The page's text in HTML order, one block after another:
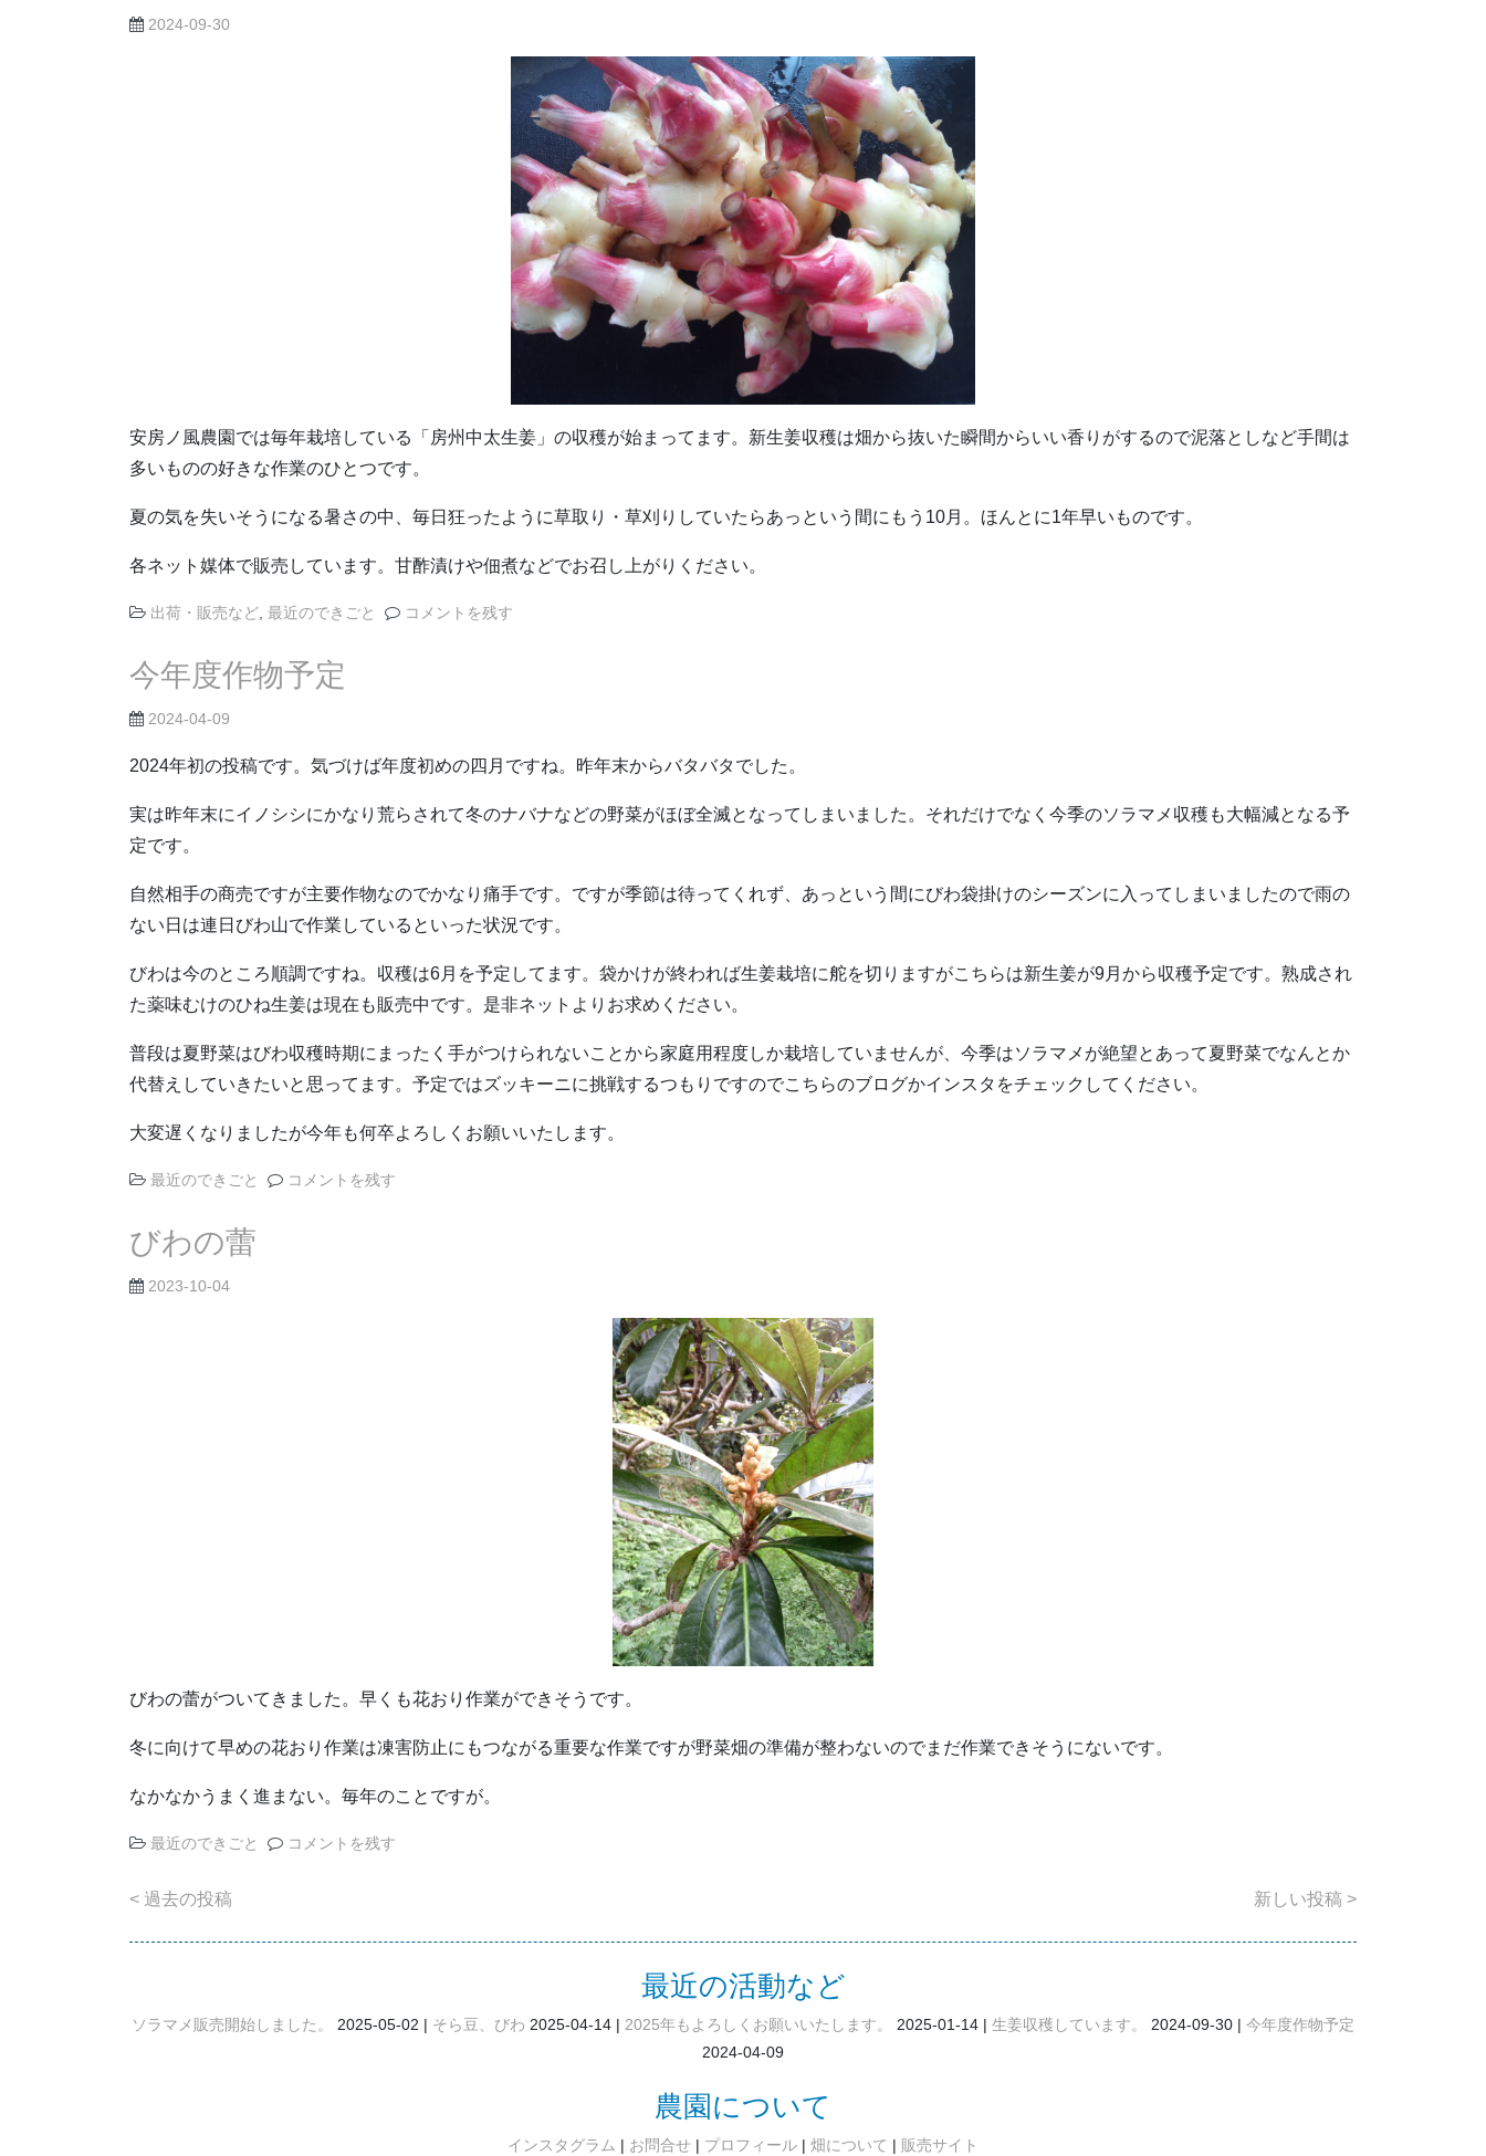
2024-09-30
安房ノ風農園では毎年栽培している「房州中太生姜」の収穫が始まってます。新生姜収穫は畑から抜いた瞬間からいい香りがするので泥落としなど手間は
多いものの好きな作業のひとつです。
夏の気を失いそうになる暑さの中、毎日狂ったように草取り・草刈りしていたらあっという間にもう10月。ほんとに1年早いものです。
各ネット媒体で販売しています。甘酢漬けや佃煮などでお召し上がりください。
出荷・販売など 最近のできごと コメントを残す
今年度作物予定
2024-04-09
2024年初の投稿です。気づけば年度初めの四月ですね。昨年末からバタバタでした。
実は昨年末にイノシシにかなり荒らされて冬のナバナなどの野菜がほぼ全滅となってしまいました。それだけでなく今季のソラマメ収穫も大幅減となる予
定です。
自然相手の商売ですが主要作物なのでかなり痛手です。ですが季節は待ってくれず、あっという間にびわ袋掛けのシーズンに入ってしまいましたので雨の
ない日は連日びわ山で作業しているといった状況です。
びわは今のところ順調ですね。収穫は6月を予定してます。袋かけが終われば生姜栽培に舵を切りますがこちらは新生姜が9月から収穫予定です。熟成され
た薬味むけのひね生姜は現在も販売中です。是非ネットよりお求めください。
普段は夏野菜はびわ収穫時期にまったく手がつけられないことから家庭用程度しか栽培していませんが、今季はソラマメが絶望とあって夏野菜でなんとか
代替えしていきたいと思ってます。予定ではズッキーニに挑戦するつもりですのでこちらのブログかインスタをチェックしてください。
大変遅くなりましたが今年も何卒よろしくお願いいたします。
最近のできごと コメントを残す
びわの蕾
2023-10-04
びわの蕾がついてきました。早くも花おり作業ができそうです。
冬に向けて早めの花おり作業は凍害防止にもつながる重要な作業ですが野菜畑の準備が整わないのでまだ作業できそうにないです。
なかなかうまく進まない。毎年のことですが。
最近のできごと コメントを残す
投
ゲ
過去の投稿 新しい投稿
最近の活動など
ソラマメ販売開始しました。 2025-05-02 そら豆、びわ 2025-04-14 2025年もよろしくお願いいたします。 2025-01-14 生姜収穫しています。 2024-09-30
今年度作物予定
2024-04-09
農園について
インスタグラム お問合せ プロフィール 畑について 販売サイト